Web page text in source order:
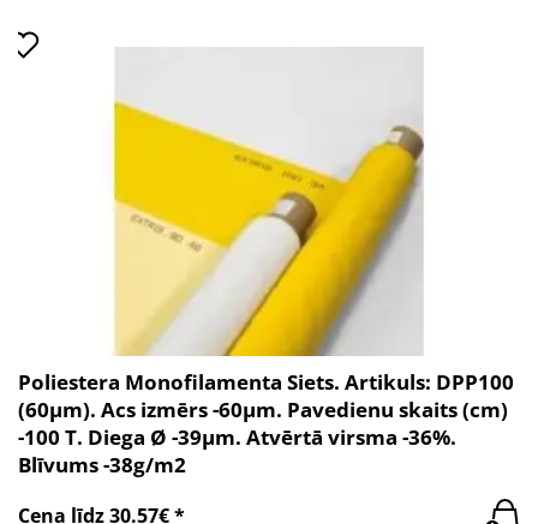
Poliestera Monofilamenta Siets. Artikuls: DPP100
(60µm). Acs izmērs -60µm. Pavedienu skaits (cm)
-100 T. Diega Ø -39µm. Atvērtā virsma -36%.
Blīvums -38g/m2
Cena līdz 30.57€ *